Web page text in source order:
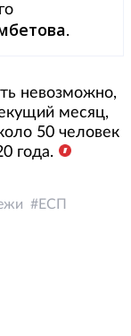
.
невозможно,
месяц,
50 человек
года.
ЕСП